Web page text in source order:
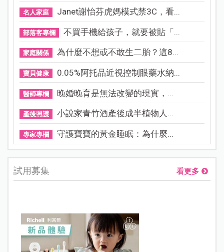
名人家庭 Janet謝怡芬虎媽模式禁3C，看...
部落客專欄 不買手機給孩子，就要被貼「...
家庭關係 為什麼不想或不敢生二胎？這8...
寶貝健康 0.05%阿托品近視控制眼藥水納...
醫師專欄 晚婚晚育是無法改變的現實，...
產後照護 小說家青竹酒產後成半植物人...
專家專欄 守護寶寶的黃金睡眠：為什麼...
試用募集 看更多